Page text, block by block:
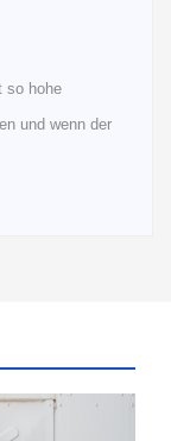
so hohe
und wenn der